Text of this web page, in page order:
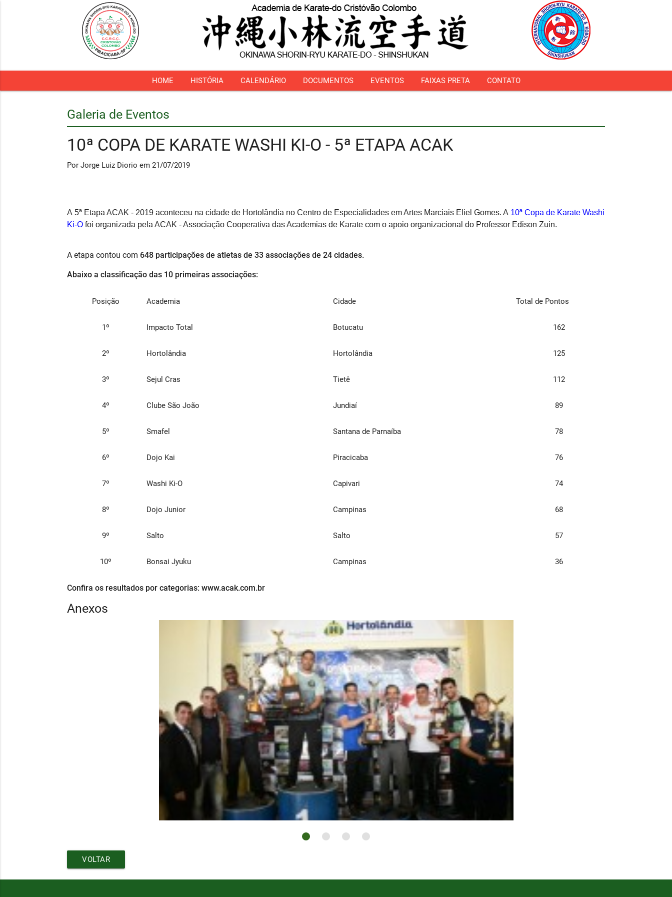
HOME HISTÓRIA CALENDÁRIO DOCUMENTOS EVENTOS FAIXAS PRETA CONTATO
Galeria de Eventos
10ª COPA DE KARATE WASHI KI-O - 5ª ETAPA ACAK
Por Jorge Luiz Diorio em 21/07/2019
A 5ª Etapa ACAK - 2019 aconteceu na cidade de Hortolândia no Centro de Especialidades em Artes Marciais Eliel Gomes. A 10ª Copa de Karate Washi
Ki-O foi organizada pela ACAK - Associação Cooperativa das Academias de Karatecom o apoio organizacional do Professor Edison Zuin.
A etapa contou com 648 participações de atletas de 33 associações de 24 cidades.
Abaixo a classificação das 10 primeiras associações:
Posição Academia Cidade Total de Pontos
1º Impacto Total Botucatu 162
2º Hortolândia Hortolândia 125
3º Sejul Cras Tietê 112
4º Clube São João Jundiaí 89
5º Smafel Santana de Parnaíba 78
6º Dojo Kai Piracicaba 76
7º Washi Ki-O Capivari 74
8º Dojo Junior Campinas 68
9º Salto Salto 57
10º Bonsai Jyuku Campinas 36
Confira os resultados por categorias: www.acak.com.br
Anexos
VOLTAR